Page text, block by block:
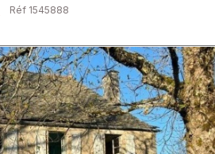
Réf 1545888